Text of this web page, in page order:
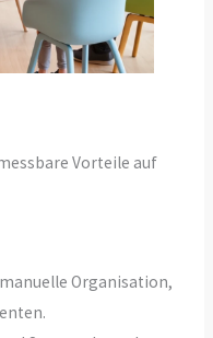
Vorteile auf
Organisation,